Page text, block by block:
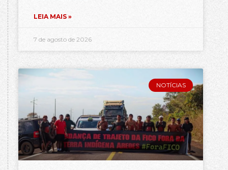
LEIA MAIS »
7 de agosto de 2026
NOTÍCIAS